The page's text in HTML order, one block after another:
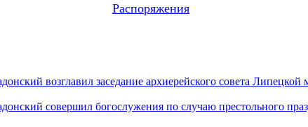
Распоряжения
возглавил заседание архиерейского совета Липецкой
совершил богослужения по случаю престольного